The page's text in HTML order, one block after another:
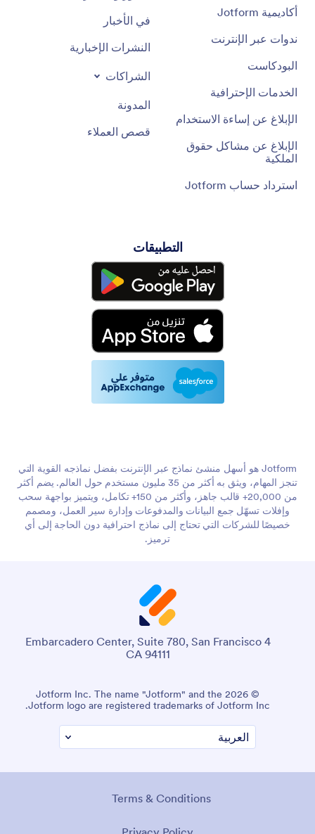
أكاديمية Jotform
ندوات عبر الإنترنت
البودكاست
الخدمات الإحترافية
الإبلاغ عن إساءة الاستخدام
الإبلاغ عن مشاكل حقوق
الملكية
استرداد حساب Jotform
في الأخبار
النشرات الإخبارية
الشراكات
المدونة
قصص العملاء
التطبيقات
Jotform هو أسهل منشئ نماذج عبر الإنترنت بفضل نماذجه القوية التي
تنجز المهام، ويثق به أكثر من 35 مليون مستخدم حول العالم. يضم أكثر
من 20,000+ قالب جاهز، وأكثر من 150+ تكامل، ويتميز بواجهة سحب
وإفلات تسهّل جمع البيانات والمدفوعات وإدارة سير العمل، ومصمم
خصيصًا للشركات التي تحتاج إلى نماذج احترافية دون الحاجة إلى أي
ترميز.
4 Embarcadero Center, Suite 780, San Francisco
CA 94111
© 2026 Jotform Inc. The name "Jotform" and the
Jotform logo are registered trademarks of Jotform Inc.
Terms & Conditions